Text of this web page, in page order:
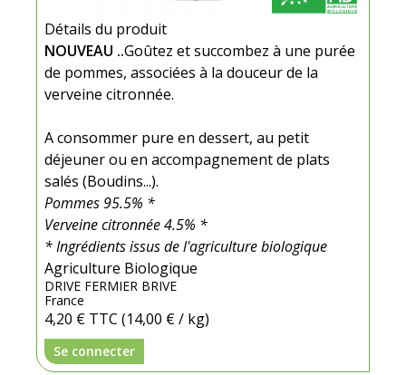
Détails du produit
NOUVEAU ..Goûtez et succombez à une purée
de pommes, associées à la douceur de la
verveine citronnée.
A consommer pure en dessert, au petit
déjeuner ou en accompagnement de plats
salés (Boudins...).
Pommes 95.5% *
Verveine citronnée 4.5% *
* Ingrédients issus de l'agriculture biologique
Agriculture Biologique
DRIVE FERMIER BRIVE
France
4,20 € TTC (14,00 € / kg)
Se connecter